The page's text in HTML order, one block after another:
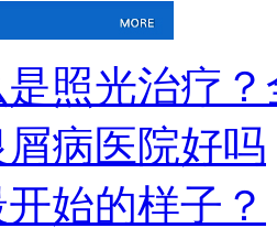
照光治疗
屑病医院好吗
始的样子？